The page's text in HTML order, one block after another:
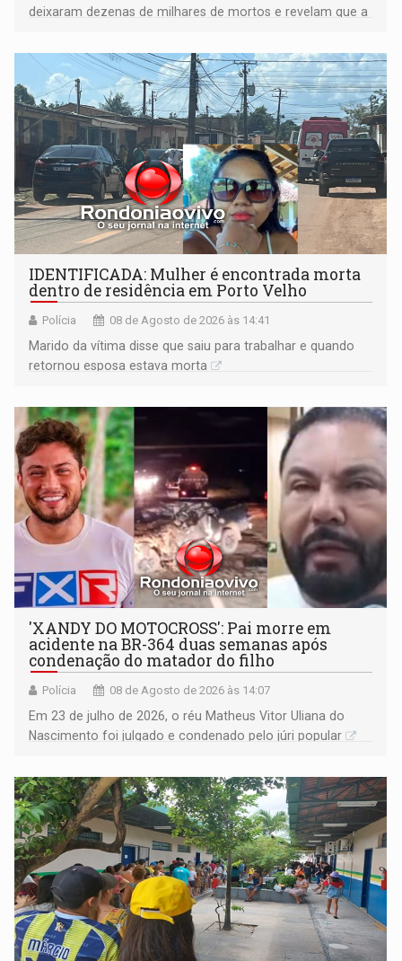
deixaram dezenas de milhares de mortos e revelam que a
territoriais e sociais
IDENTIFICADA: Mulher é encontrada morta
dentro de residência em Porto Velho
Polícia 08 de Agosto de 2026 às 14:41
Marido da vítima disse que saiu para trabalhar e quando
retornou esposa estava morta
'XANDY DO MOTOCROSS': Pai morre em
acidente na BR-364 duas semanas após
condenação do matador do filho
Polícia 08 de Agosto de 2026 às 14:07
Em 23 de julho de 2026, o réu Matheus Vitor Uliana do
Nascimento foi julgado e condenado pelo júri popular